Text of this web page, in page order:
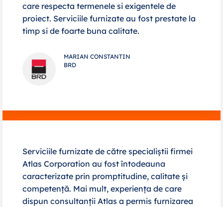
MARIAN CONSTANTIN
BRD
care respecta termenele si exigentele de
proiect. Serviciile furnizate au fost prestate la
timp si de foarte buna calitate.
Serviciile furnizate de către specialiștii firmei
Atlas Corporation au fost întodeauna
caracterizate prin promptitudine, calitate și
competență. Mai mult, experiența de care
dispun consultanții Atlas a permis furnizarea